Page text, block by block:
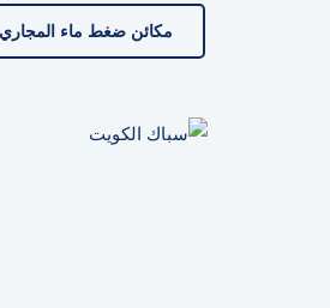
مكائن ضغط ماء المجاري